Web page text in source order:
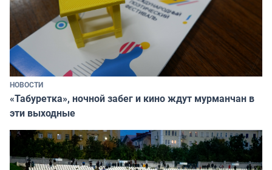
НОВОСТИ
«Табуретка», ночной забег и кино ждут мурманчан в
эти выходные